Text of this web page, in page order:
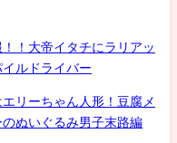
！大帝イタチにラリアッ
ルドライバー
リーちゃん人形！豆腐メ
ぬいぐるみ男子末路編